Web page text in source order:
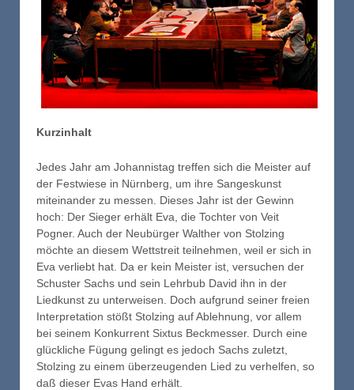
Kurzinhalt
Jedes Jahr am Johannistag treffen sich die Meister auf
der Festwiese in Nürnberg, um ihre Sangeskunst
miteinander zu messen. Dieses Jahr ist der Gewinn
hoch: Der Sieger erhält Eva, die Tochter von Veit
Pogner. Auch der Neubürger Walther von Stolzing
möchte an diesem Wettstreit teilnehmen, weil er sich in
Eva verliebt hat. Da er kein Meister ist, versuchen der
Schuster Sachs und sein Lehrbub David ihn in der
Liedkunst zu unterweisen. Doch aufgrund seiner freien
Interpretation stößt Stolzing auf Ablehnung, vor allem
bei seinem Konkurrent Sixtus Beckmesser. Durch eine
glückliche Fügung gelingt es jedoch Sachs zuletzt,
Stolzing zu einem überzeugenden Lied zu verhelfen, so
daß dieser Evas Hand erhält.